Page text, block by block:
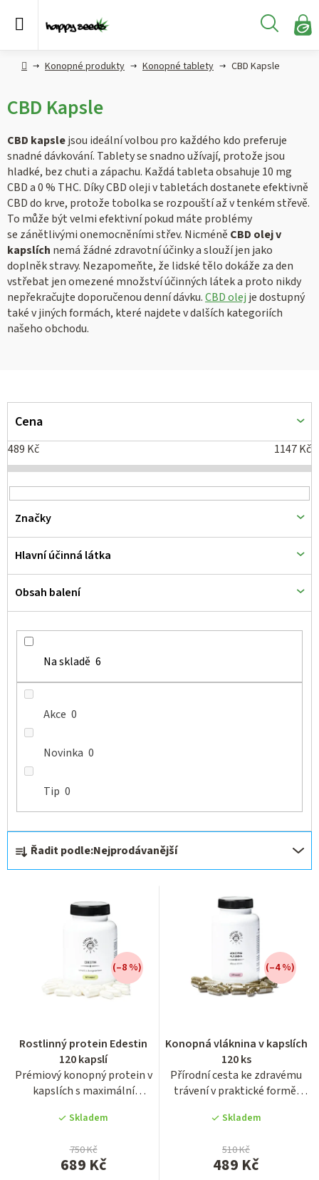
Hledat
Semena
CBD,
HHC
konopí
Konopné
produkty
Hašiš
Kratom
HlavníKonopné produkty Konopné tablety CBD Kapsle
CBD Kapsle
CBD kapslejsou ideální volbou pro každého kdo preferuje
snadné dávkování. Tablety se snadno užívají, protože jsou
hladké, bez chuti a zápachu. Každá tableta obsahuje 10 mg
CBD a 0 % THC. Díky CBD oleji v tabletách dostanete efektivně
CBD do krve, protože tobolka se rozpouští až v tenkém střevě.
To může být velmi efektivní pokud máte problémy
se zánětlivými onemocněními střev. Nicméně CBD olej v
kapslích nemá žádné zdravotní účinky a slouží jen jako
doplněk stravy. Nezapomeňte, že lidské tělo dokáže za den
vstřebat jen omezené množství účinných látek a proto nikdy
nepřekračujte doporučenou denní dávku.CBD olej je dostupný
také v jiných formách, které najdete v dalších kategoriích
našeho obchodu.
Ř
a
k
Řadit podle:Nejprodávanější
Cena
489 Kč 1147Kč
Na skladě 6
Akce 0
Novinka 0
Tip 0
Značky
Hlavní účinná látka
Obsah balení
V
p
i
s
p
r
o
d
u
Rostlinný protein Edestin
120 kapslí
Prémiový konopný protein v
kapslích s maximální
svou...
Skladem
689 Kč
750 Kč
(–8 %)
Konopná vláknina v kapslích
120 ks
Přírodní cesta ke zdravému
trávení v praktické formě.
Skladem
489 Kč
510 Kč
(–4 %)